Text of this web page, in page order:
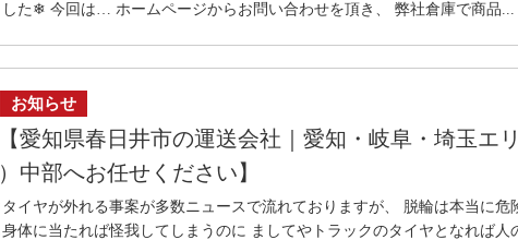
た❄ 今回は… ホームページからお問い合わせを頂き、 弊社倉庫で商品...
お知らせ
愛知県春日井市の運送会社｜愛知・岐阜・埼玉エ
中部へお任せください】
イヤが外れる事案が多数ニュースで流れておりますが、 脱輪は本当に
体に当たれば怪我してしまうのに ましてやトラックのタイヤとなれば人